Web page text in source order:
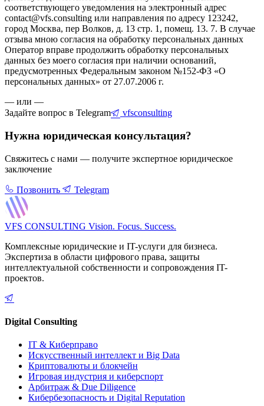
соответствующего уведомления на электронный адрес
contact@vfs.consulting или направления по адресу 123242,
город Москва, пер Волков, д. 13 стр. 1, помещ. 13. 7. В случае
отзыва мною согласия на обработку персональных данных
Оператор вправе продолжить обработку персональных
данных без моего согласия при наличии оснований,
предусмотренных Федеральным законом №152-ФЗ «О
персональных данных» от 27.07.2006 г.
— или —
Задайте вопрос в Telegram
vfsconsulting
Нужна юридическая консультация?
Свяжитесь с нами — получите экспертное юридическое
заключение
Позвонить Telegram
VFS CONSULTING Vision. Focus. Success.
Комплексные юридические и IT-услуги для бизнеса.
Экспертиза в области цифрового права, защиты
интеллектуальной собственности и сопровождения IT-
проектов.
Digital Consulting
IT & Киберправо
Искусственный интеллект и Big Data
Криптовалюты и блокчейн
Игровая индустрия и киберспорт
Арбитраж & Due Diligence
Кибербезопасность и Digital Reputation